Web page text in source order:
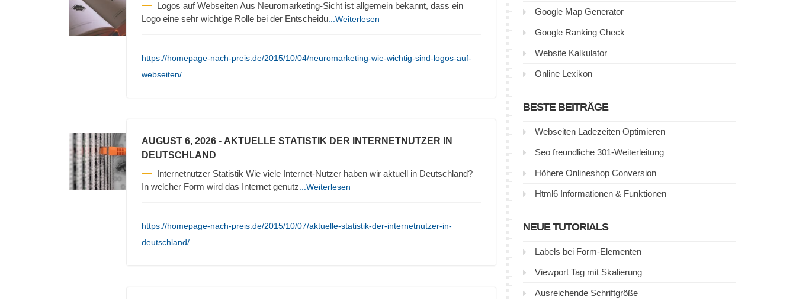
Logos auf Webseiten Aus Neuromarketing-Sicht ist allgemein bekannt, dass ein
Logo eine sehr wichtige Rolle bei der Entscheidu ...Weiterlesen
https://homepage-nach-preis.de/2015/10/04/neuromarketing-wie-wichtig-sind-logos-auf-
webseiten/
AUGUST 6, 2026 - AKTUELLE STATISTIK DER INTERNETNUTZER IN
DEUTSCHLAND
Internetnutzer Statistik Wie viele Internet-Nutzer haben wir aktuell in Deutschland?
In welcher Form wird das Internet genutz ...Weiterlesen
https://homepage-nach-preis.de/2015/10/07/aktuelle-statistik-der-internetnutzer-in-
deutschland/
Google Map Generator
Google Ranking Check
Website Kalkulator
Online Lexikon
BESTE BEITRÄGE
Webseiten Ladezeiten Optimieren
Seo freundliche 301-Weiterleitung
Höhere Onlineshop Conversion
Html6 Informationen & Funktionen
NEUE TUTORIALS
Labels bei Form-Elementen
Viewport Tag mit Skalierung
Ausreichende Schriftgröße